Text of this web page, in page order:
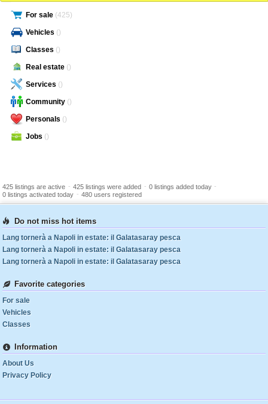
For sale (425)
Vehicles ()
Classes ()
Real estate ()
Services ()
Community ()
Personals ()
Jobs ()
425 listings are active - 425 listings were added - 0 listings added today -
0 listings activated today - 480 users registered
Do not miss hot items
Lang tornerà a Napoli in estate: il Galatasaray pesca
Lang tornerà a Napoli in estate: il Galatasaray pesca
Lang tornerà a Napoli in estate: il Galatasaray pesca
Favorite categories
For sale
Vehicles
Classes
Information
About Us
Privacy Policy